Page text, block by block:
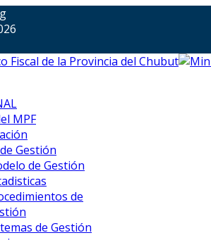
MPF
Gestión
de Gestión
de
de Gestión